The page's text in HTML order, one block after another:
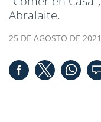
Abralaite.
25 DE AGOSTO DE